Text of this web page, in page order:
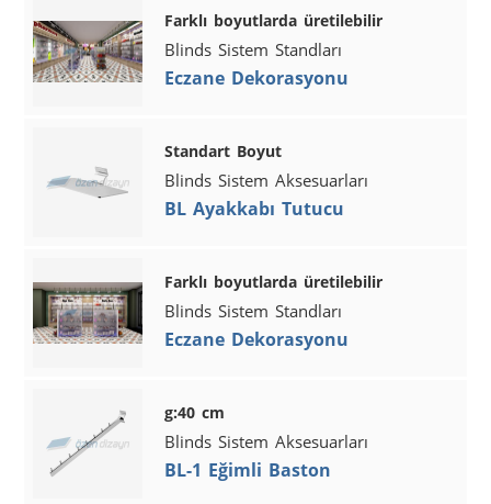
Farklı boyutlarda üretilebilir
Blinds Sistem Standları
Eczane Dekorasyonu
Standart Boyut
Blinds Sistem Aksesuarları
BL Ayakkabı Tutucu
Farklı boyutlarda üretilebilir
Blinds Sistem Standları
Eczane Dekorasyonu
g:40 cm
Blinds Sistem Aksesuarları
BL-1 Eğimli Baston